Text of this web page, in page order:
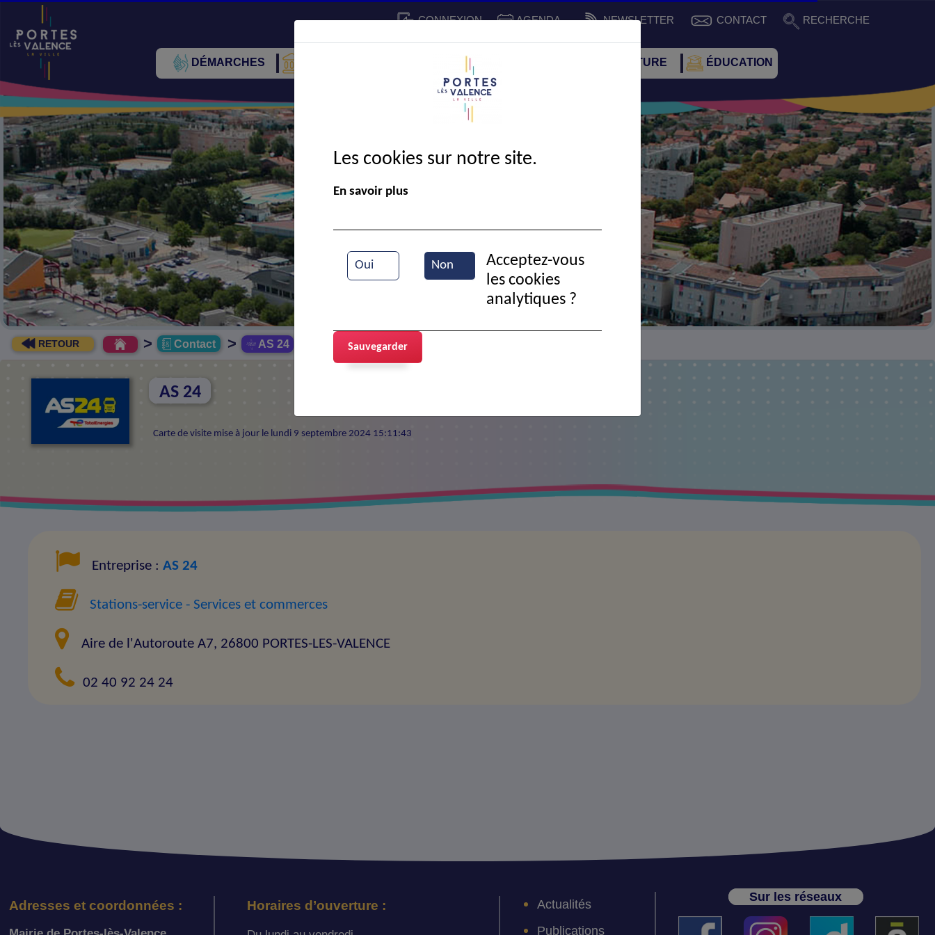
CONNEXION AGENDA NEWSLETTER CONTACT RECHERCHE
DÉMARCHES CADRE DE VIE SPORT ET CULTURE ÉDUCATION
Vue aérienne de la ville
Précédent Suivant
RETOUR > Contact > AS 24
AS 24
Carte de visite mise à jour le lundi 9 septembre 2024 15:11:43
Entreprise :AS 24
Stations-service - Services et commerces
Aire de l'Autoroute A7, 26800 PORTES-LES-VALENCE
02 40 92 24 24
Adresses et coordonnées : Horaires d’ouverture :
Actualités
Publications
Sur les réseaux
Les cookies sur notre site.
En savoir plus
Oui Non
Acceptez-vous
les cookies
analytiques ?
Sauvegarder